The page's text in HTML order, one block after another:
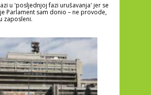
u 'posljednjoj fazi urušavanja' jer se
Parlament sam donio – ne provode,
zaposleni.